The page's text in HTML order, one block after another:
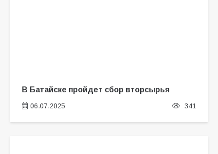
В Батайске пройдет сбор вторсырья
06.07.2025 341